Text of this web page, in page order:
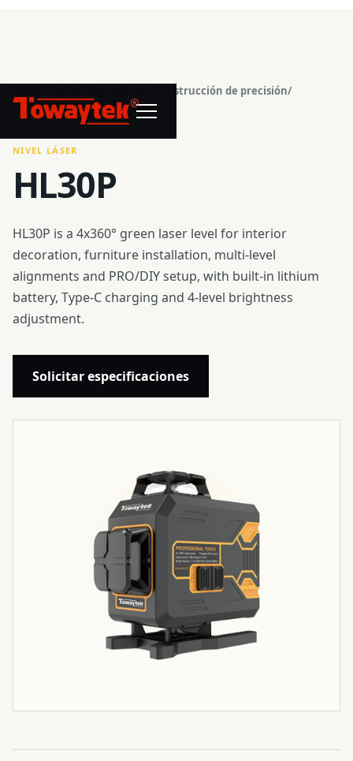
®
Construcción de precisión/
Nivel láser/HL30P
NIVEL LÁSER
HL30P
HL30P is a 4x360° green laser level for interior
decoration, furniture installation, multi-level
alignments and PRO/DIY setup, with built-in lithium
battery, Type-C charging and 4-level brightness
adjustment.
Solicitar especificaciones